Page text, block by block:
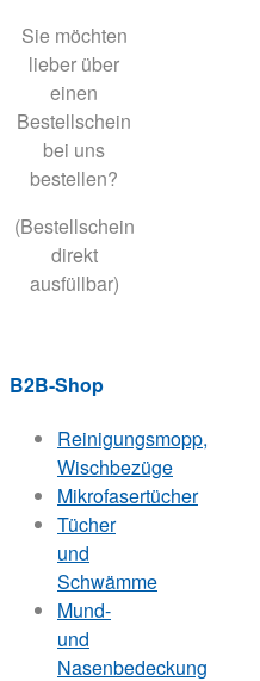
Sie möchten
lieber über
einen
Bestellschein
bei uns
bestellen?
(Bestellschein
direkt
ausfüllbar)
B2B-Shop
Reinigungsmopp,
Wischbezüge
Mikrofasertücher
Tücher
und
Schwämme
Mund-
und
Nasenbedeckung